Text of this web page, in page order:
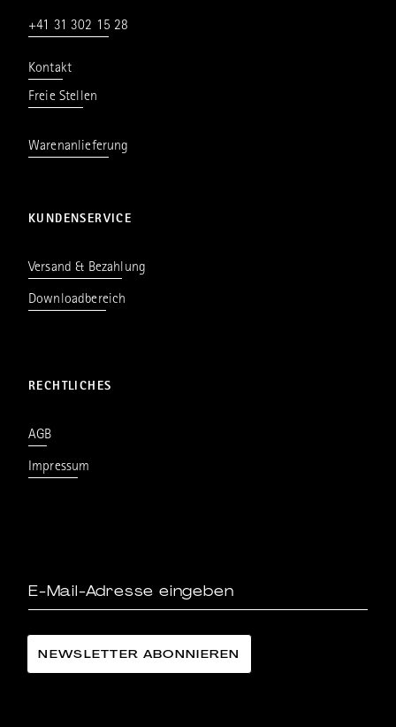
+41 31 302 15 28
Kontakt
Freie Stellen
Warenanlieferung
KUNDENSERVICE
Versand & Bezahlung
Downloadbereich
RECHTLICHES
AGB
Impressum